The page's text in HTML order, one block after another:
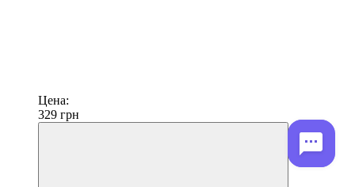
Цена:
329 грн